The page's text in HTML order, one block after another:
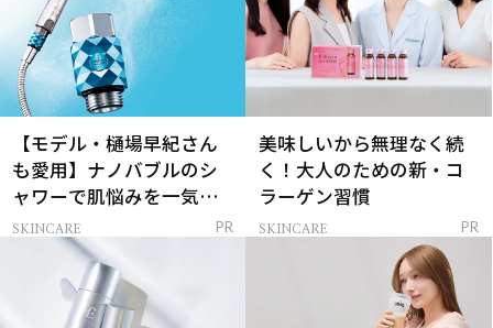
【モデル・樋場早紀さん
も愛用】ナノバブルのシ
ャワーで肌悩みを一気に
解決
SKINCARE PR
美味しいから無理なく続
く！大人のための新・コ
ラーゲン習慣
SKINCARE PR